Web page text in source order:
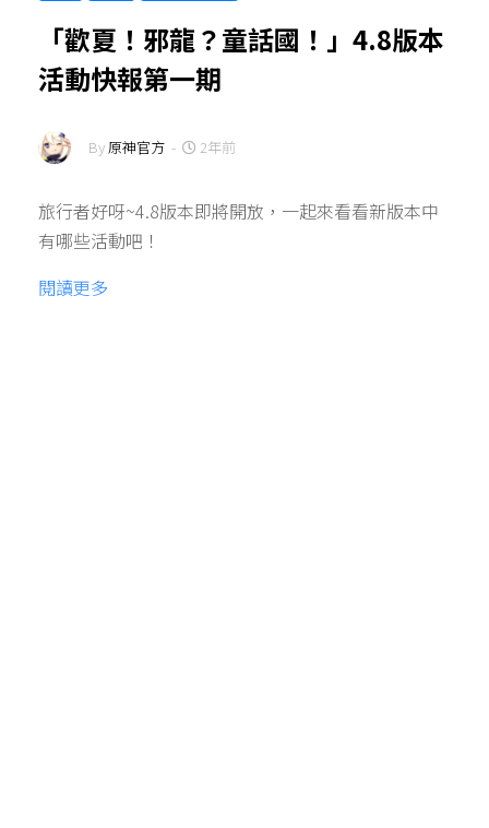
「歡夏！邪龍？童話國！」4.8版本
活動快報第一期
By原神官方 - 2年前
旅行者好呀~4.8版本即將開放，一起來看看新版本中
有哪些活動吧！
閱讀更多